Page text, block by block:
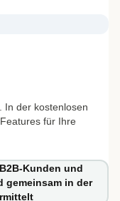
In der kostenlosen
für Ihre
Kunden und
gemeinsam in der